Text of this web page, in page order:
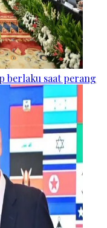
berlaku saat perang